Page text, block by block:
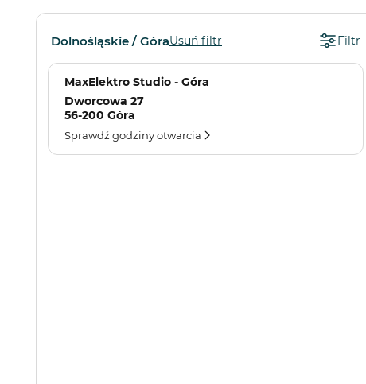
Dolnośląskie / GóraUsuń filtr Filtr
MaxElektro Studio - Góra
Dworcowa 27
56-200 Góra
Sprawdź godziny otwarcia